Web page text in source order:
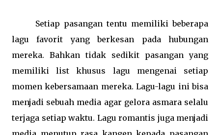
Setiap pasangan tentu memiliki beberapa
lagu favorit yang berkesan pada hubungan
mereka. Bahkan tidak sedikit pasangan yang
memiliki list khusus lagu mengenai setiap
momen kebersamaan mereka. Lagu-lagu ini bisa
menjadi sebuah media agar gelora asmara selalu
terjaga setiap waktu. Lagu romantis juga menjadi